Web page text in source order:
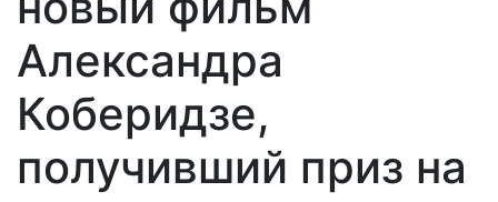
Александра
Коберидзе,
получивший приз на